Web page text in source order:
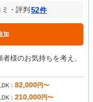
・評判 52件
加
様のお気持ちを考え、
82,000円〜
210,000円〜